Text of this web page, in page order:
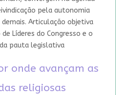
pela autonomia
Articulação objetiva
Líderes do Congresso e o
pauta legislativa
onde avançam as
religiosas